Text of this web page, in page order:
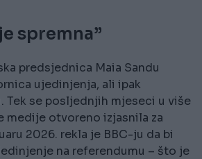
spremna”
predsjednica Maia Sandu
ujedinjenja, ali ipak
Tek se posljednjih mjeseci u više
medije otvoreno izjasnila za
2026. rekla je BBC-ju da bi
na referendumu – što je